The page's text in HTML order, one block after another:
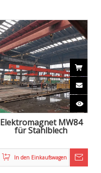
Elektromagnet MW84
für Stahlblech
In den Einkaufswagen